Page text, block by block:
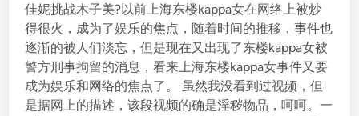
佳妮挑战木子美?以前上海东楼kappa女在网络上被炒
得很火，成为了娱乐的焦点，随着时间的推移，事件也
逐渐的被人们淡忘，但是现在又出现了东楼kappa女被
警方刑事拘留的消息，看来上海东楼kappa女事件又要
成为娱乐和网络的焦点了。 虽然我没看到过视频，但
是据网上的描述，该段视频的确是淫秽物品，呵呵。一